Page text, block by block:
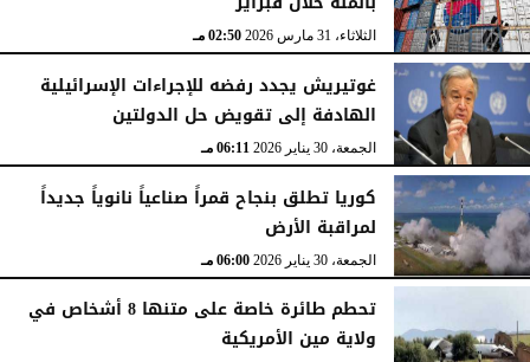
الثلاثاء، 31 مارس 2026 02:50 مـ
غوتيريش يجدد رفضه للإجراءات الإسرائيلية
الهادفة إلى تقويض حل الدولتين
الجمعة، 30 يناير 2026 06:11 مـ
كوريا تطلق بنجاح قمراً صناعياً نانوياً جديداً
لمراقبة الأرض
الجمعة، 30 يناير 2026 06:00 مـ
تحطم طائرة خاصة على متنها 8 أشخاص في
ولاية مين الأمريكية